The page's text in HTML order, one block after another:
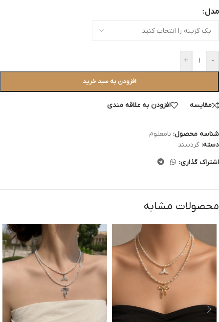
مدل
-
+
افزودن به سبد خرید
مقایسه افزودن به علاقه مندی
شناسه محصول: نامعلوم
دسته: گردنبند
اشتراک گذاری:
محصولات مشابه